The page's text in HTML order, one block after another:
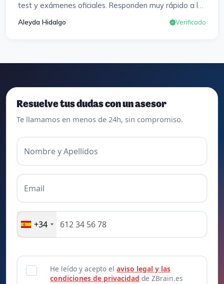
test y exámenes oficiales. Responden muy rápido a los
correros y cada pocos días hay seminarios. Lo vuelvo a
decir, ¡¡Muy Contenta!!
Aleyda Hidalgo Verificado
Resuelve tus dudas con un asesor
Te llamamos en menos de 24h, sin compromiso.
Nombre y Apellidos
Email
+34
He leído y acepto elaviso legal y las
condiciones de privacidad de ZBrain.es